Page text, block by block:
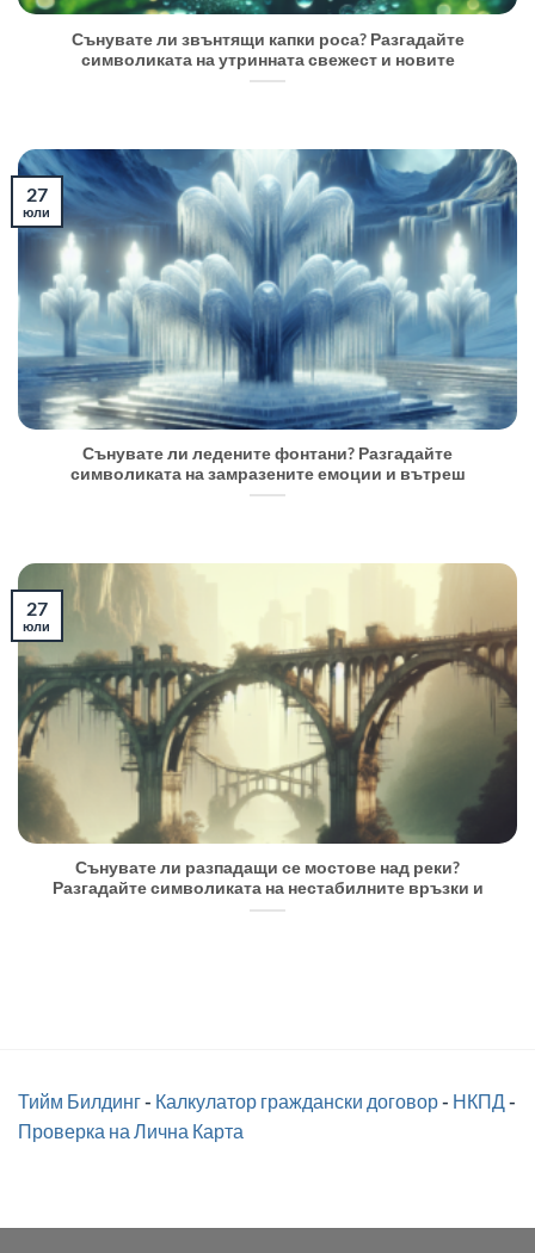
Сънувате ли звънтящи капки роса? Разгадайте
символиката на утринната свежест и новите
Сънувате ли ледените фонтани? Разгадайте
символиката на замразените емоции и вътреш
27
юли
Сънувате ли разпадащи се мостове над реки?
Разгадайте символиката на нестабилните връзки и
27
юли
Тийм Билдинг- Калкулатор граждански договор- НКПД-
Проверка на Лична Карта